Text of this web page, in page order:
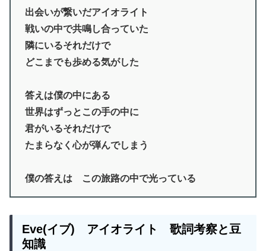
出会いが繋いだアイオライト
戦いの中で共鳴し合っていた
隣にいるそれだけで
どこまでも歩める気がした
答えは僕の中にある
世界はずっとこの手の中に
君がいるそれだけで
たまらなく心が弾んでしまう
僕の答えは この旅路の中で光っている
Eve(イブ) アイオライト 歌詞考察と豆
知識